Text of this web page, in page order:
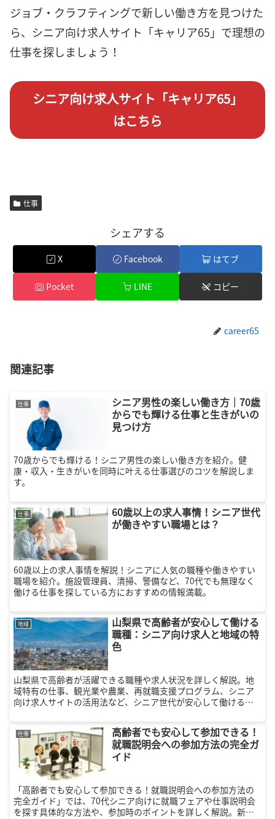
ジョブ・クラフティングで新しい働き方を見つけた
ら、シニア向け求人サイト「キャリア65」で理想の
仕事を探しましょう！
シニア向け求人サイト「キャリア65」
はこちら
仕事
シェアする
X Facebook はてブ
Pocket LINE コピー
career65
関連記事
仕事
シニア男性の楽しい働き方｜70歳
からでも輝ける仕事と生きがいの
見つけ方
70歳からでも輝ける！シニア男性の楽しい働き方を紹介。健
康・収入・生きがいを同時に叶える仕事選びのコツを解説しま
す。
仕事
60歳以上の求人事情！シニア世代
が働きやすい職場とは？
60歳以上の求人事情を解説！シニアに人気の職種や働きやすい
職場を紹介。施設管理員、清掃、警備など、70代でも無理なく
働ける仕事を探している方におすすめの情報満載。
地域
山梨県で高齢者が安心して働ける
職種：シニア向け求人と地域の特
色
山梨県で高齢者が活躍できる職種や求人状況を詳しく解説。地
域特有の仕事、観光業や農業、再就職支援プログラム、シニア
向け求人サイトの活用法など、シニア世代が安心して働ける環
仕事
高齢者でも安心して参加できる！
就職説明会への参加方法の完全ガ
イド
「高齢者でも安心して参加できる！就職説明会への参加方法の
完全ガイド」では、70代シニア向けに就職フェアや仕事説明会
を探す具体的な方法や、参加時のポイントを詳しく解説。新し